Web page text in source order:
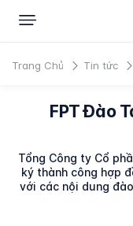
Trang Chủ Tin tức
FPT Đào
Tổng Công ty Cổ
ký thành công hợp
với các nội dung